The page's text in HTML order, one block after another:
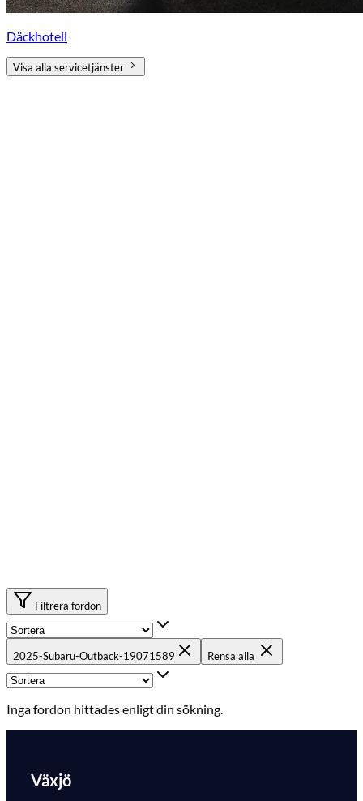
Däckhotell
Visa alla servicetjänster
Filtrera fordon
2025-Subaru-Outback-19071589 Rensa alla
Inga fordon hittades enligt din sökning.
Växjö